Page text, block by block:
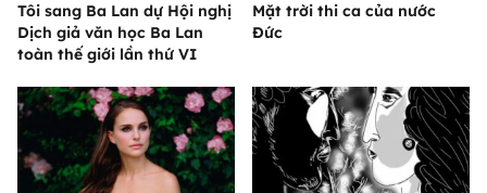
Tôi sang Ba Lan dự Hội nghị
Dịch giả văn học Ba Lan
toàn thế giới lần thứ VI
Mặt trời thi ca của nước
Đức